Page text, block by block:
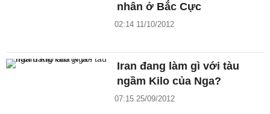
nhân ở Bắc Cực
02:14 11/10/2012
Iran đang làm gì với tàu
ngầm Kilo của Nga?
07:15 25/09/2012